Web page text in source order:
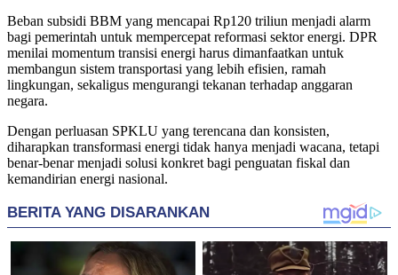
Beban subsidi BBM yang mencapai Rp120 triliun menjadi alarm
bagi pemerintah untuk mempercepat reformasi sektor energi. DPR
menilai momentum transisi energi harus dimanfaatkan untuk
membangun sistem transportasi yang lebih efisien, ramah
lingkungan, sekaligus mengurangi tekanan terhadap anggaran
negara.
Dengan perluasan SPKLU yang terencana dan konsisten,
diharapkan transformasi energi tidak hanya menjadi wacana, tetapi
benar-benar menjadi solusi konkret bagi penguatan fiskal dan
kemandirian energi nasional.